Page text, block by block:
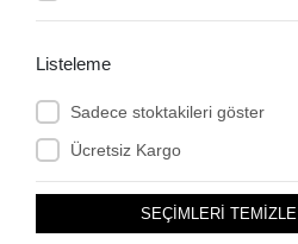
Listeleme
Sadece stoktakileri göster
Ücretsiz Kargo
SEÇİMLERİ TEMİZLE